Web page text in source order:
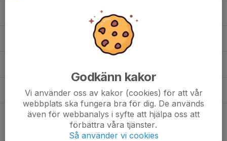
Sammandrag (25)
Godkänn kakor
Vi använder oss av kakor (cookies) för att vår
webbplats ska fungera bra för dig. De används
även för webbanalys i syfte att hjälpa oss att
förbättra våra tjänster.
Så använder vi cookies